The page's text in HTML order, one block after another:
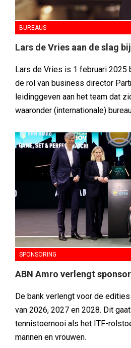
BUREAUS
Lars de Vries aan de slag
Lars de Vries is 1 februari 2025
de rol van business director
leidinggeven aan het team dat
waaronder (internationale)
SPONSORING
ABN Amro verlengt
De bank verlengt voor de
van 2026, 2027 en 2028. Dit
tennistoernooi als het ITF-
mannen en vrouwen.